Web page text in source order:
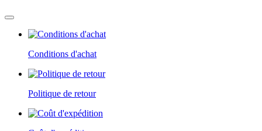
Conditions d'achat
Politique de retour